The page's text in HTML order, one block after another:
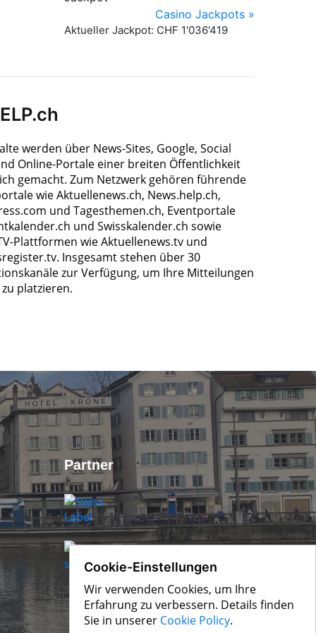
werden über News-Sites, Google, Social
Online-Portale einer breiten Öffentlichkeit
gemacht. Zum Netzwerk gehören führende
wie Aktuellenews.ch, News.help.ch,
und Tagesthemen.ch, Eventportale
und Swisskalender.ch sowie
Plattformen wie Aktuellenews.tv und
Insgesamt stehen über 30
zur Verfügung, um Ihre Mitteilungen
platzieren.
Partner
Cookie-Einstellungen
Wir verwenden Cookies, um Ihre
Erfahrung zu verbessern. Details finden
Sie in unserer Cookie Policy.